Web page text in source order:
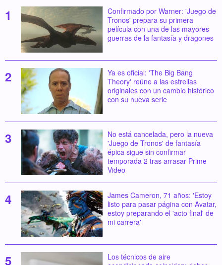
Confirmado por Warner: 'Juego de
Tronos' prepara su primera
película con una de las mayores
guerras de la fantasía y dragones
Ya es oficial: 'The Big Bang
Theory' reúne a las estrellas
originales con un cambio histórico
con su nueva serie
No está cancelada, pero la nueva
'Juego de Tronos' de fantasía
épica sigue sin confirmar
temporada 2 tras arrasar Prime
Video
James Cameron, 71 años: 'Estoy
listo para pasar página con Avatar,
estoy preparando el 'acto final' de
mi carrera'
Los técnicos de aire